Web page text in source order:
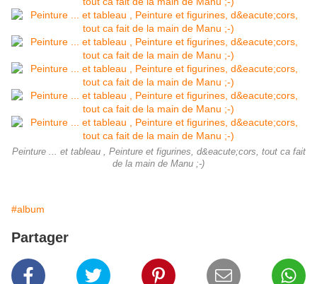
Peinture ... et tableau , Peinture et figurines, d&eacute;cors, tout ca fait
de la main de Manu ;-)
#album
Partager